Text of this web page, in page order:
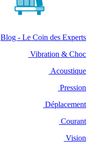
Blog - Le Coin des Experts
Vibration & Choc
Acoustique
Pression
Déplacement
Courant
Vision